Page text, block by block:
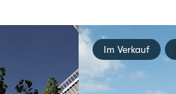
Im Verkauf